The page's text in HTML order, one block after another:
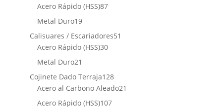
productos
Acero Rápido (HSS)8787
Metal Duro1919
productos
Calisuares / Escariadores51
Acero Rápido (HSS)3030
Metal Duro21
productos
Cojinete Dado Terraja128128
productos
Acero al Carbono Aleado21
Acero Rápido (HSS)107107